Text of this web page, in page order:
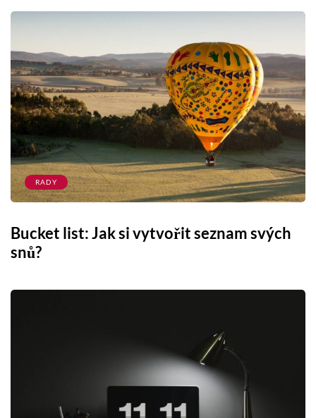
RADY
Bucket list: Jak si vytvořit seznam svých
snů?